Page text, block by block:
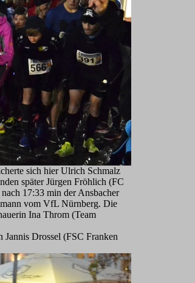
sich hier Ulrich Schmalz
später Jürgen Fröhlich (FC
17:33 min der Ansbacher
vom VfL Nürnberg. Die
Ina Throm (Team
Jannis Drossel (FSC Franken